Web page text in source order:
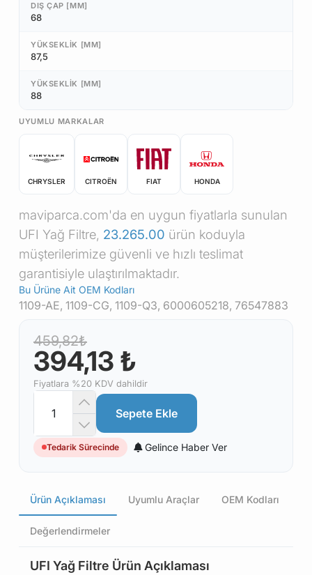
DIŞ ÇAP [MM]
68
YÜKSEKLIK [MM]
87,5
YÜKSEKLIK [MM]
88
UYUMLU MARKALAR
CHRYSLER CITROËN FIAT HONDA
maviparca.com'da en uygun fiyatlarla sunulan
UFI Yağ Filtre, 23.265.00 ürün koduyla
müşterilerimize güvenli ve hızlı teslimat
garantisiyle ulaştırılmaktadır.
Bu Ürüne Ait OEM Kodları
1109-AE, 1109-CG, 1109-Q3, 6000605218, 76547883
459,82₺
394,13 ₺
Fiyatlara %20 KDV dahildir
Sepete Ekle
Tedarik Sürecinde Gelince Haber Ver
Ürün Açıklaması Uyumlu Araçlar OEM Kodları
Değerlendirmeler
UFI Yağ Filtre Ürün Açıklaması